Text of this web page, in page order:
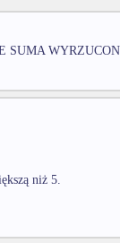
SUMA
niż 5.